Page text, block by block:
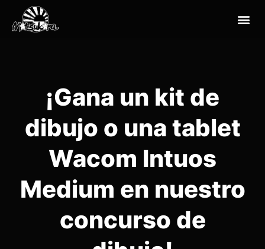
¡Gana un kit de
dibujo o una tablet
Wacom Intuos
Medium en nuestro
concurso de